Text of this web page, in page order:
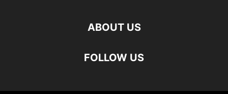
ABOUT US
FOLLOW US